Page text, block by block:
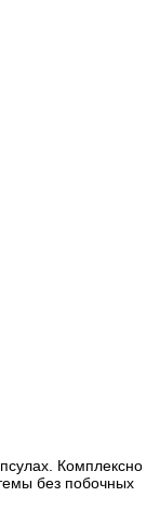
Комплексно
без побочных